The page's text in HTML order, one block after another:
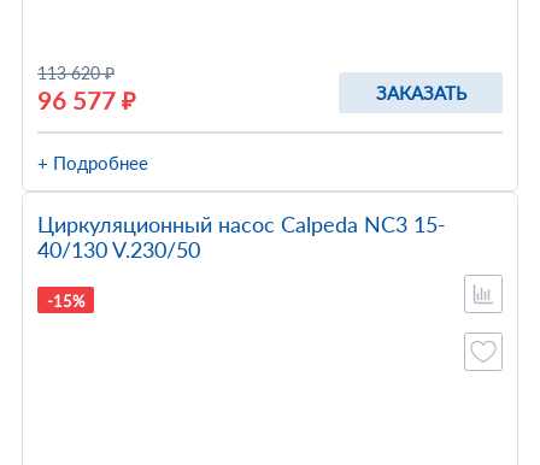
113 620 ₽
96 577 ₽ ЗАКАЗАТЬ
+ Подробнее
Циркуляционный насос Calpeda NC3 15-
40/130 V.230/50
-15%